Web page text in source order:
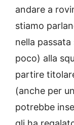
andare a
stiamo
nella
poco) alla
partire
(anche per
potrebbe